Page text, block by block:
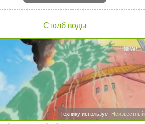
Столб воды
Технику использует Неизвестный